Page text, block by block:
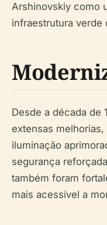
Arshinovskiy como
infraestrutura verde
Desde a década de
extensas
iluminação
segurança
também foram
mais acessível a